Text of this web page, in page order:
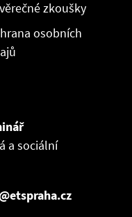
zkoušky
osobních
a sociální